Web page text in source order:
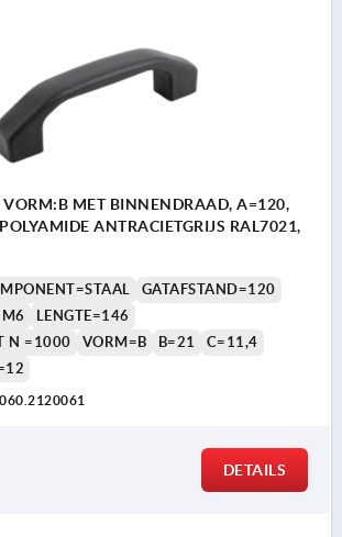
VORM:B MET BINNENDRAAD, A=120,
ANTRACIETGRIJS RAL7021,
GATAFSTAND=120
LENGTE=146
N =1000
VORM=B B=21
C=11,4
DETAILS